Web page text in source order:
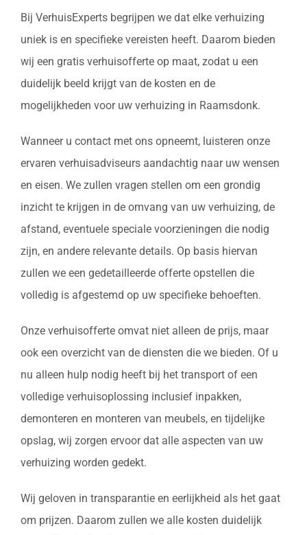
Bij VerhuisExperts begrijpen we dat elke verhuizing
uniek is en specifieke vereisten heeft. Daarom bieden
wij een gratis verhuisofferte op maat, zodat u een
duidelijk beeld krijgt van de kosten en de
mogelijkheden voor uw verhuizing in Raamsdonk.
Wanneer u contact met ons opneemt, luisteren onze
ervaren verhuisadviseurs aandachtig naar uw wensen
en eisen. We zullen vragen stellen om een grondig
inzicht te krijgen in de omvang van uw verhuizing, de
afstand, eventuele speciale voorzieningen die nodig
zijn, en andere relevante details. Op basis hiervan
zullen we een gedetailleerde offerte opstellen die
volledig is afgestemd op uw specifieke behoeften.
Onze verhuisofferte omvat niet alleen de prijs, maar
ook een overzicht van de diensten die we bieden. Of u
nu alleen hulp nodig heeft bij het transport of een
volledige verhuisoplossing inclusief inpakken,
demonteren en monteren van meubels, en tijdelijke
opslag, wij zorgen ervoor dat alle aspecten van uw
verhuizing worden gedekt.
Wij geloven in transparantie en eerlijkheid als het gaat
om prijzen. Daarom zullen we alle kosten duidelijk